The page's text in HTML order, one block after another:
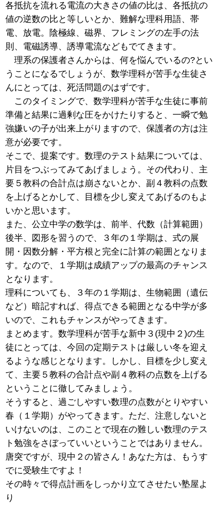
各抵抗を流れる電流の大きさの値の比は、各抵抗の
値の逆数の比と等しいとか、難解な理科用語、帯
電、放電。陰極線、磁界、フレミングの左手の法
則、電磁誘導、誘導電流などもでてきます。
理系の保護者さんからは、何を悩んでいるの?とい
うことになるでしょうが、数学理科が苦手な生徒さ
んにとっては、死活問題のはずです。
このタイミングで、数学理科が苦手な生徒に事前
準備と結果に過剰な圧をかけたりすると、一瞬で勉
強嫌いの子が出来上がりますので、保護者の方は注
意が必要です。
そこで、提案です。数理のテスト結果については、
片目をつぶってみてあげましょう。その代わり、主
要５教科の合計点は崩さないとか、副４教科の点数
を上げるとかして、目標を少し変えてあげるのもよ
いかと思います。
また、公立中学の数学は、前半、代数（計算範囲）
後半、図形を習うので、３年の１学期は、式の展
開・因数分解・平方根と完全に計算の範囲となりま
す。なので、１学期は成績アップの最高のチャンス
となります。
理科についても、３年の１学期は、生物範囲（遺伝
など）暗記すれば、得点できる範囲となる中学が多
いので、これもチャンスがやってきます。
まとめます。数学理科が苦手な新中３(現中２)の生
徒にとっては、今回の定期テストは厳しい冬を迎え
るような感じとなります。しかし、目標を少し変え
て、主要５教科の合計点や副４教科の点数を上げる
ということに徹してみましょう。
そうすると、過ごしやすい数理の点数がとりやすい
春（１学期）がやってきます。ただ、注意しないと
いけないのは、このことで現在の難しい数理のテス
ト勉強をさぼっていいということではありません。
唐突ですが、現中２の皆さん！あなた方は、もうす
でに受験生ですよ！
その時々で得点計画をしっかり立てさせたい塾屋よ
り